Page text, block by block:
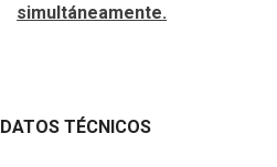
simultáneamente.
DATOS TÉCNICOS